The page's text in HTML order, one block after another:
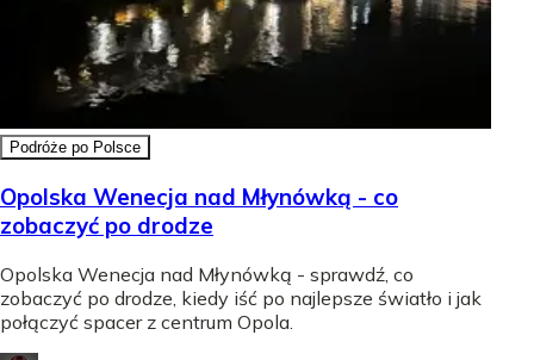
Podróże po Polsce
Opolska Wenecja nad Młynówką - co
zobaczyć po drodze
Opolska Wenecja nad Młynówką - sprawdź, co
zobaczyć po drodze, kiedy iść po najlepsze światło i jak
połączyć spacer z centrum Opola.